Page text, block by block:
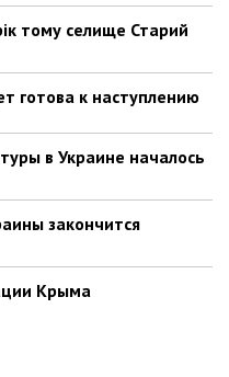
тому селище Старий
готова к наступлению
в Украине началось
закончится
Крыма